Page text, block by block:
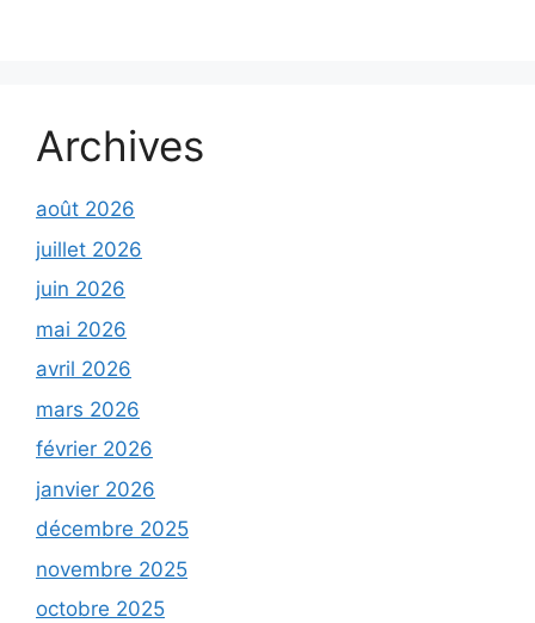
Archives
août 2026
juillet 2026
juin 2026
mai 2026
avril 2026
mars 2026
février 2026
janvier 2026
décembre 2025
novembre 2025
octobre 2025